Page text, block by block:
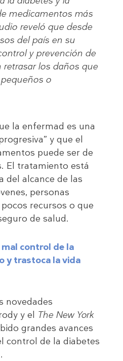
medicamentos más
reveló que desde
del país en su
y prevención de
retrasar los daños que
o
la enfermad es una
y que el
puede ser de
El tratamiento está
del alcance de las
personas
recursos o que
de salud.
mal control de la
y trastoca la vida
novedades
y el The New York
grandes avances
control de la diabetes